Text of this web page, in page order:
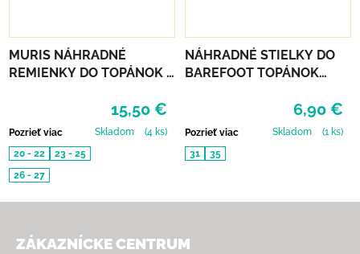
MURIS NÁHRADNÉ
REMIENKY DO TOPÁNOK 3
15,50 €
Pozrieť viac Skladom
(4 ks)
20 - 22
23 - 25
26 - 27
NÁHRADNÉ STIELKY DO
BAREFOOT TOPÁNOK
6,90 €
Pozrieť viac Skladom
(1 ks)
31
35
ZÁKAZNÍCKE CENTRUM